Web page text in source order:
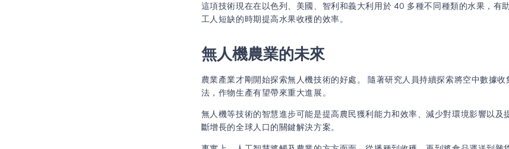
這項技術現在在以色列、美國、智利和義大利用於 40 多種不同種類的水果，有
工人短缺的時期提高水果收穫的效率。
無人機農業的未來
農業產業才剛開始探索無人機技術的好處。 隨著研究人員持續探索將空中數據
法，作物生產有望帶來重大進展。
無人機等技術的智慧進步可能是提高農民獲利能力和效率、減少對環境影響以及
斷增長的全球人口的關鍵解決方案。